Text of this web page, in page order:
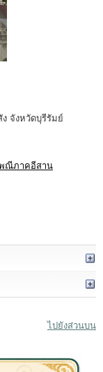
จังหวัดบุรีรัมย์
พณีภาคอีสาน
ไปยังส่วนบน